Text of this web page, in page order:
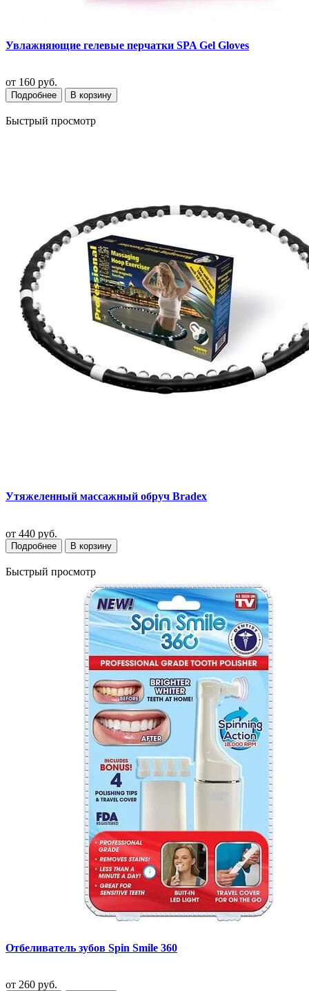
Увлажняющие гелевые перчатки SPA Gel Gloves
от 160 руб.
Подробнее В корзину
Быстрый просмотр
Утяжеленный массажный обруч Bradex
от 440 руб.
Подробнее В корзину
Быстрый просмотр
Отбеливатель зубов Spin Smile 360
от 260 руб.